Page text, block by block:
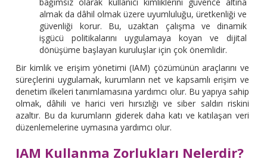
bağımsız olarak kullanıcı kimliklerini güvence altına
almak da dâhil olmak üzere uyumluluğu, üretkenliği ve
güvenliği korur. Bu, uzaktan çalışma ve dinamik
işgücü politikalarını uygulamaya koyan ve dijital
dönüşüme başlayan kuruluşlar için çok önemlidir.
Bir kimlik ve erişim yönetimi (IAM) çözümünün araçlarını ve
süreçlerini uygulamak, kurumların net ve kapsamlı erişim ve
denetim ilkeleri tanımlamasına yardımcı olur. Bu yapıya sahip
olmak, dâhili ve harici veri hırsızlığı ve siber saldırı riskini
azaltır. Bu da kurumların giderek daha katı ve katılaşan veri
düzenlemelerine uymasına yardımcı olur.
IAM Kullanma Zorlukları Nelerdir?